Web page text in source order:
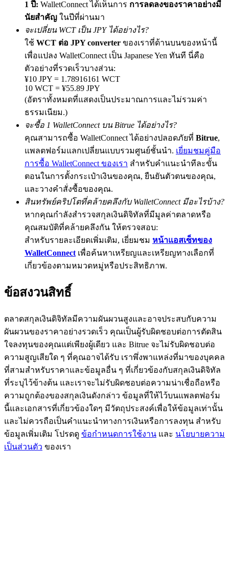
Exclusive for BitMart Users
Register & Trade to Win 500,000 USDT
Precious Metals Trading Carnival
Trade Gold & Silver · 33,333 USDT Bonus
USDT New User Exclusive 10% APR
USDT Flexible Staking | Daily Rewards
BTC New User Exclusive: 6.5% APR
BTC Flexible Staking | Daily Rewards
กิจกรรมเพิ่มเติม
รับรางวัลและสิทธิพิเศษสุดพิเศษ
ศูนย์รางวัล
ลงชื่อ
1 ปี: WalletConnect ได้เห็นการ การลดลงของราคาอย่างมี
นัยสำคัญ ในปีที่ผ่านมา
จะเปลี่ยน WCT เป็น JPY ได้อย่างไร?
ใช้ WCT ต่อ JPY converter ของเราที่ด้านบนของหน้านี้
เพื่อแปลง WalletConnect เป็น Japanese Yen ทันที นี่คือ
ตัวอย่างที่รวดเร็วบางส่วน:
¥10 JPY = 1.78916161 WCT
10 WCT = ¥55.89 JPY
(อัตราทั้งหมดที่แสดงเป็นประมาณการและไม่รวมค่า
ธรรมเนียม.)
จะซื้อ 1 WalletConnect บน Bitrue ได้อย่างไร?
คุณสามารถซื้อ WalletConnect ได้อย่างปลอดภัยที่ Bitrue,
แพลตฟอร์มแลกเปลี่ยนแบบรวมศูนย์ชั้นนำ. เยี่ยมชมคู่มือ
การซื้อ WalletConnect ของเรา สำหรับคำแนะนำทีละขั้น
ตอนในการตั้งกระเป๋าเงินของคุณ, ยืนยันตัวตนของคุณ,
และวางคำสั่งซื้อของคุณ.
สินทรัพย์คริปโตที่คล้ายคลึงกับ WalletConnect มีอะไรบ้าง?
หากคุณกำลังสำรวจสกุลเงินดิจิทัลที่มีมูลค่าตลาดหรือ
คุณสมบัติที่คล้ายคลึงกัน ให้ตรวจสอบ:
สำหรับรายละเอียดเพิ่มเติม, เยี่ยมชม หน้าแอสเซ็ทของ
WalletConnect เพื่อค้นหาเหรียญและเหรียญทางเลือกที่
เกี่ยวข้องตามหมวดหมู่หรือประสิทธิภาพ.
ข้อสงวนสิทธิ์
ตลาดสกุลเงินดิจิทัลมีความผันผวนสูงและอาจประสบกับความ
ผันผวนของราคาอย่างรวดเร็ว คุณเป็นผู้รับผิดชอบต่อการตัดสิน
ใจลงทุนของคุณแต่เพียงผู้เดียว และ Bitrue จะไม่รับผิดชอบต่อ
ความสูญเสียใด ๆ ที่คุณอาจได้รับ เราพึ่งพาแหล่งที่มาของบุคคล
ที่สามสำหรับราคาและข้อมูลอื่น ๆ ที่เกี่ยวข้องกับสกุลเงินดิจิทัล
ที่ระบุไว้ข้างต้น และเราจะไม่รับผิดชอบต่อความน่าเชื่อถือหรือ
ความถูกต้องของสกุลเงินดังกล่าว ข้อมูลที่ให้ไว้บนแพลตฟอร์ม
นี้และเอกสารที่เกี่ยวข้องใดๆ มีวัตถุประสงค์เพื่อให้ข้อมูลเท่านั้น
และไม่ควรถือเป็นคำแนะนำทางการเงินหรือการลงทุน สำหรับ
ข้อมูลเพิ่มเติม โปรดดู ข้อกำหนดการใช้งาน และ นโยบายความ
เป็นส่วนตัว ของเรา